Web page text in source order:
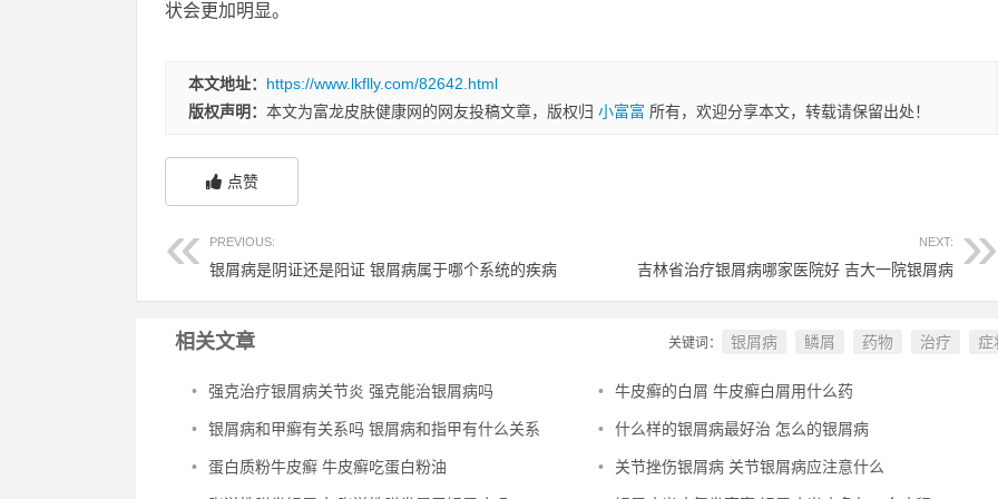
状会更加明显。
本文地址： https://www.lkflly.com/82642.html
版权声明： 本文为富龙皮肤健康网的网友投稿文章，版权归 小富富 所有，欢迎分享本文，转载请保留出处！
点赞
PREVIOUS:
银屑病是阴证还是阳证 银屑病属于哪个系统的疾病
NEXT:
吉林省治疗银屑病哪家医院好 吉大一院银屑病
相关文章 关键词： 银屑病 鳞屑 药物 治疗 症
• 强克治疗银屑病关节炎 强克能治银屑病吗 • 牛皮癣的白屑 牛皮癣白屑用什么药
• 银屑病和甲癣有关系吗 银屑病和指甲有什么关系 • 什么样的银屑病最好治 怎么的银屑病
• 蛋白质粉牛皮癣 牛皮癣吃蛋白粉油 • 关节挫伤银屑病 关节银屑病应注意什么